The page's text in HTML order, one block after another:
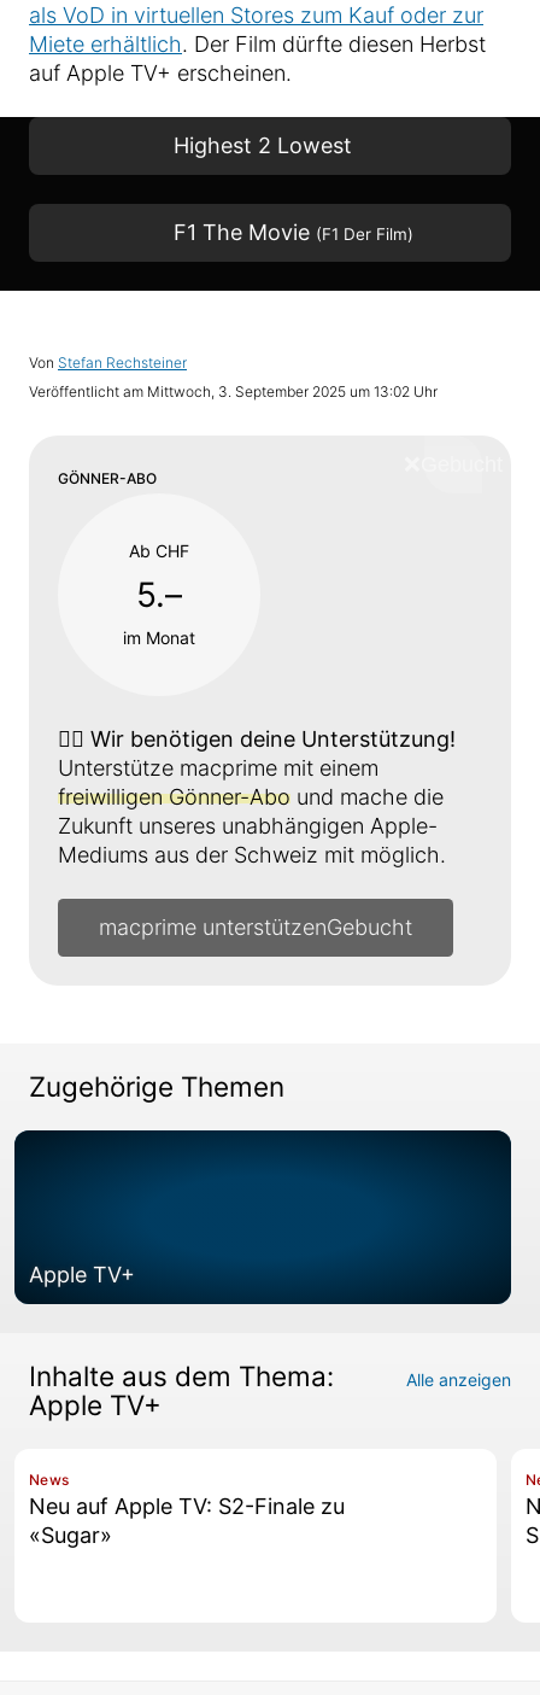
als VoD in virtuellen Stores zum Kauf oder zur
Miete erhältlich. Der Film dürfte diesen Herbst
auf Apple TV+ erscheinen.
Highest 2 Lowest
F1 The Movie (F1 Der Film)
Von Stefan Rechsteiner
Veröffentlicht am Mittwoch, 3. September 2025 um 13:02 Uhr
GÖNNER-ABO
Ab CHF
5.–
im Monat
👉🏼 Wir benötigen deine Unterstützung!
Unterstütze macprime mit einem
freiwilligen Gönner-Abo und mache die
Zukunft unseres unabhängigen Apple-
Mediums aus der Schweiz mit möglich.
macprime unterstützen
Zugehörige Themen
Apple TV+
Inhalte aus dem Thema:
Apple TV+
Alle anzeigen
News
Neu auf Apple TV: S2-Finale zu
«Sugar»